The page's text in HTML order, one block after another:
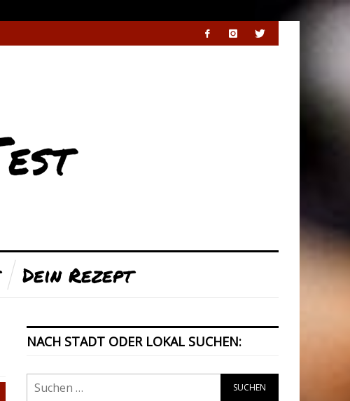
Dein Rezept
NACH STADT ODER LOKAL SUCHEN: